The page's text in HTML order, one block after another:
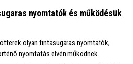
nyomtatók és működésük
olyan tintasugaras nyomtatók,
nyomtatás elvén működnek.